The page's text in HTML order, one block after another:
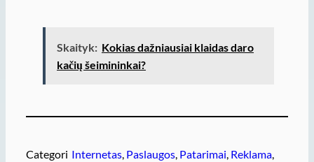
Skaityk: Kokias dažniausiai klaidas daro
kačių šeimininkai?
Categori Internetas, Paslaugos, Patarimai, Reklama,